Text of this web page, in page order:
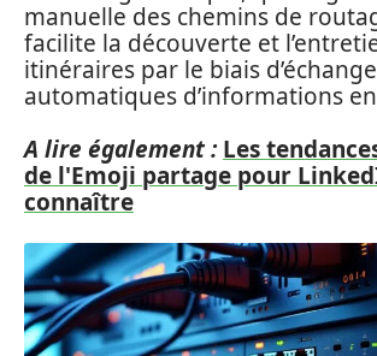
manuelle des chemins de
facilite la découverte et
itinéraires par le biais
automatiques d’informations
A lire également : Les
de l'Emoji partage pour
connaître